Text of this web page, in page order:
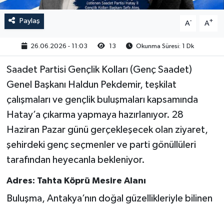
Paylaş A- A+
26.06.2026 - 11:03 13 Okunma Süresi: 1 Dk
Saadet Partisi Gençlik Kolları (Genç Saadet)
Genel Başkanı Haldun Pekdemir, teşkilat
çalışmaları ve gençlik buluşmaları kapsamında
Hatay’a çıkarma yapmaya hazırlanıyor. 28
Haziran Pazar günü gerçekleşecek olan ziyaret,
şehirdeki genç seçmenler ve parti gönüllüleri
tarafından heyecanla bekleniyor.
Adres: Tahta Köprü Mesire Alanı
Buluşma, Antakya’nın doğal güzellikleriyle bilinen